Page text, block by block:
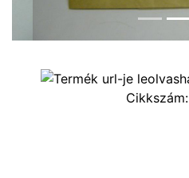
Cikkszám: